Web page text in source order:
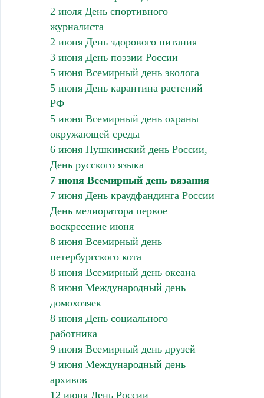
2 июля День спортивного
журналиста
2 июня День здорового питания
3 июня День поэзии России
5 июня Всемирный день эколога
5 июня День карантина растений
РФ
5 июня Всемирный день охраны
окружающей среды
6 июня Пушкинский день России,
День русского языка
7 июня Всемирный день вязания
7 июня День краудфандинга России
День мелиоратора первое
воскресение июня
8 июня Всемирный день
петербургского кота
8 июня Всемирный день океана
8 июня Международный день
домохозяек
8 июня День социального
работника
9 июня Всемирный день друзей
9 июня Международный день
архивов
12 июня День России